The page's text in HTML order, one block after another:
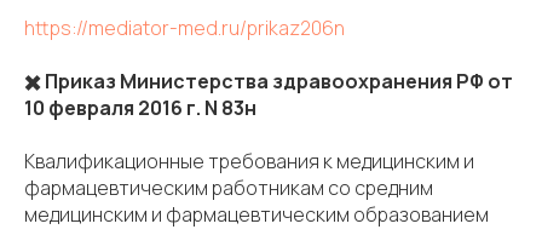
https://mediator-med.ru/prikaz206n
✖️ Приказ Министерства здравоохранения РФ от
10 февраля 2016 г. N 83н
Квалификационные требования к медицинским и
фармацевтическим работникам со средним
медицинским и фармацевтическим образованием